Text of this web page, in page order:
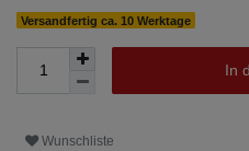
Versandfertig ca. 10 Werktage
In
Wunschliste